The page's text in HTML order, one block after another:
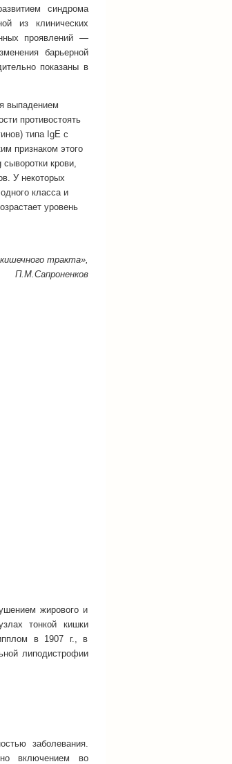
синдрома
из клинических
проявлений —
барьерной
показаны в
выпадением
противостоять
типа IgE с
признаком этого
крови,
У некоторых
класса и
уровень
тракта»,
П.М.Сапроненков
жирового и
тонкой кишки
в 1907 г., в
липодистрофии
заболевания.
включением во